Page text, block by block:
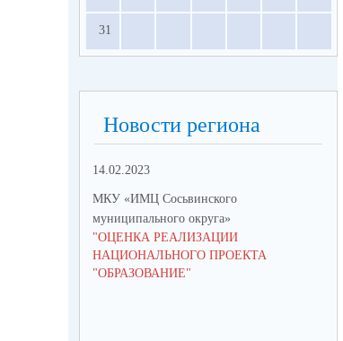
31
Новости региона
14.02.2023
МКУ «ИМЦ Сосьвинского
муниципального округа»
"ОЦЕНКА РЕАЛИЗАЦИИ
НАЦИОНАЛЬНОГО ПРОЕКТА
"ОБРАЗОВАНИЕ"